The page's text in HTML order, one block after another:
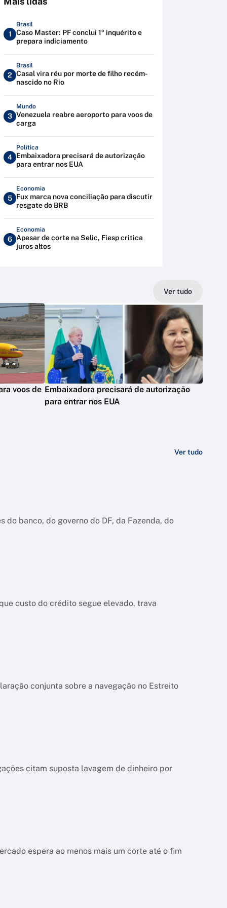
1
Brasil
Caso Master: PF conclui 1º inquérito e
prepara indiciamento
2
Brasil
Casal vira réu por morte de filho recém-
nascido no Rio
3
Mundo
Venezuela reabre aeroporto para voos de
carga
4
Política
Embaixadora precisará de autorização
para entrar nos EUA
5
Economia
Fux marca nova conciliação para discutir
resgate do BRB
6
Economia
Apesar de corte na Selic, Fiesp critica
juros altos
Ver tudo
voos de Embaixadora precisará de autorização
para entrar nos EUA
Ver tudo
banco, do governo do DF, da Fazenda, do
custo do crédito segue elevado, trava
conjunta sobre a navegação no Estreito
citam suposta lavagem de dinheiro por
espera ao menos mais um corte até o fim